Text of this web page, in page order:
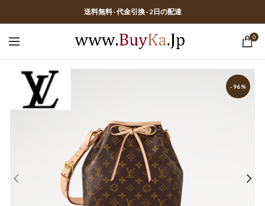
送料無料 · 代金引換 · 2日の配達
0
-96%